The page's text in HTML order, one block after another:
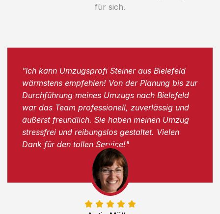
für sich.
"Ich kann Umzugsprofi Steiner aus Bielefeld
wärmstens empfehlen! Von der Planung bis zur
Durchführung meines Umzugs nach Bielefeld
war das Team professionell, zuverlässig und
äußerst freundlich. Sie haben meinen Umzug
stressfrei und reibungslos gestaltet. Vielen
Dank für den tollen Service!"